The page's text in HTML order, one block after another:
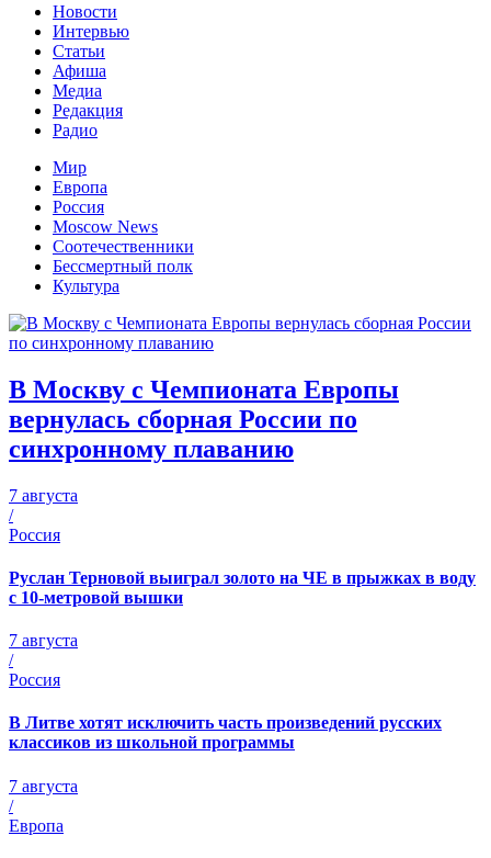
Новости
Интервью
Статьи
Афиша
Медиа
Редакция
Радио
Мир
Европа
Россия
Moscow News
Соотечественники
Бессмертный полк
Культура
В Москву с Чемпионата Европы
вернулась сборная России по
синхронному плаванию
7 августа
/
Россия
Руслан Терновой выиграл золото на ЧЕ в прыжках в воду
с 10-метровой вышки
7 августа
/
Россия
В Литве хотят исключить часть произведений русских
классиков из школьной программы
7 августа
/
Европа